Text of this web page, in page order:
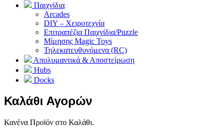
Παιχνίδια
Arcades
DIY – Χειροτεχνία
Επιτραπέζια Παιχνίδια/Puzzle
Μίμησης Magic Toys
Τηλεκατευθυνόμενα (RC)
Απολυμαντικά & Αποστείρωση
Hubs
Docks
Καλάθι Αγορών
Κανένα Προϊόν στο Καλάθι.